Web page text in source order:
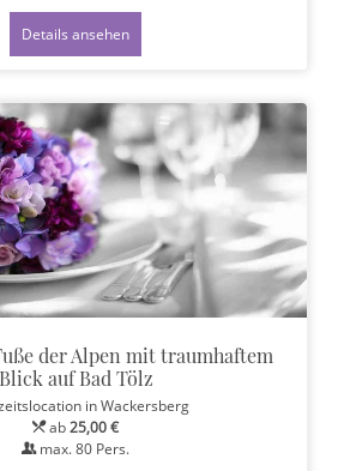
Details ansehen
der Alpen mit traumhaftem
Blick auf Bad Tölz
in Wackersberg
ab25,00 €
max. 80 Pers.